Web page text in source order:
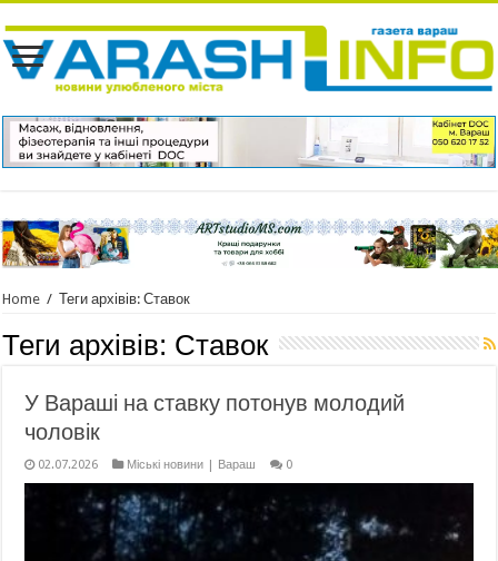
Home / Теги архівів: Ставок
Теги архівів: Ставок
У Вараші на ставку потонув молодий
чоловік
02.07.2026 Міські новини | Вараш 0